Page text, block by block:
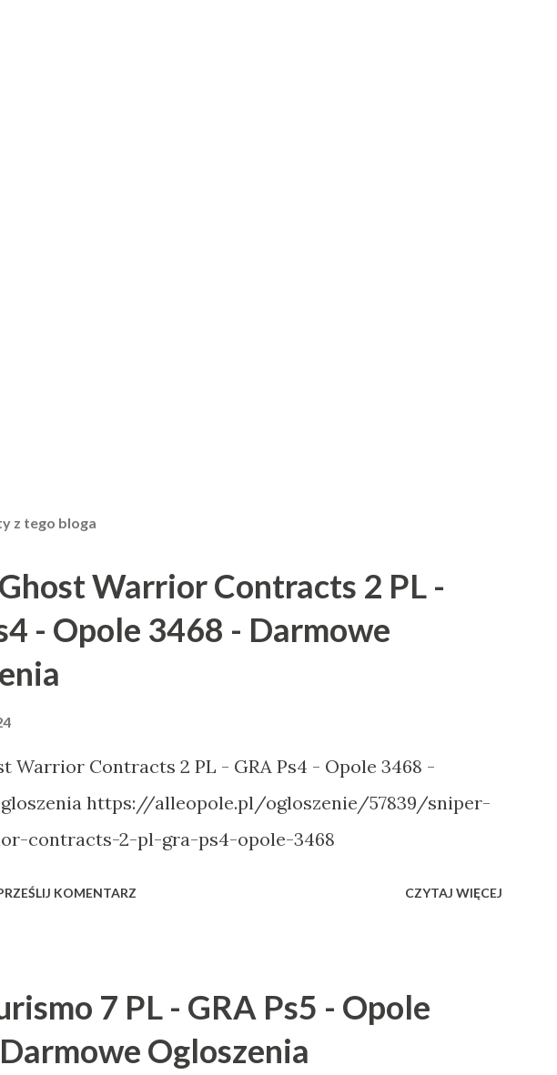
z tego bloga
Warrior Contracts 2 PL -
- Opole 3468 - Darmowe
Warrior Contracts 2 PL - GRA Ps4 - Opole 3468 -
https://alleopole.pl/ogloszenie/57839/sniper-
contracts-2-pl-gra-ps4-opole-3468
KOMENTARZ CZYTAJ WIĘCEJ
7 PL - GRA Ps5 - Opole
Ogloszenia